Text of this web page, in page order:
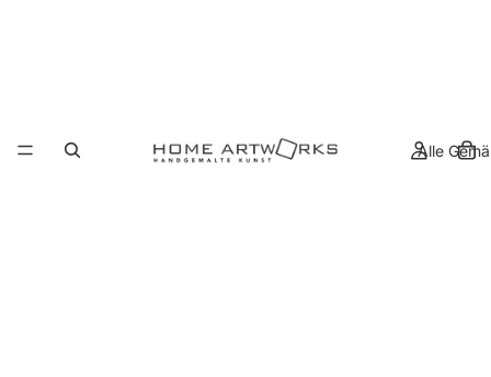
Alle